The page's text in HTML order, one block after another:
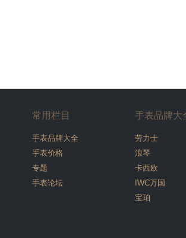
常用栏目
手表品牌大全
手表价格
专题
手表论坛
手表品牌大
劳力士
浪琴
卡西欧
IWC万国
宝珀